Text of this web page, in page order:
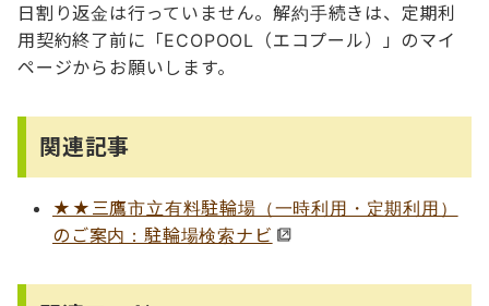
日割り返金は行っていません。解約手続きは、定期利
用契約終了前に「ECOPOOL（エコプール）」のマイ
ページからお願いします。
関連記事
★★三鷹市立有料駐輪場（一時利用・定期利用）
のご案内：駐輪場検索ナビ